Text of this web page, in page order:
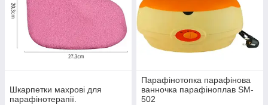
Шкарпетки махрові для
парафінотерапії.
Парафінотопка парафінова
ванночка парафіноплав SM-
502